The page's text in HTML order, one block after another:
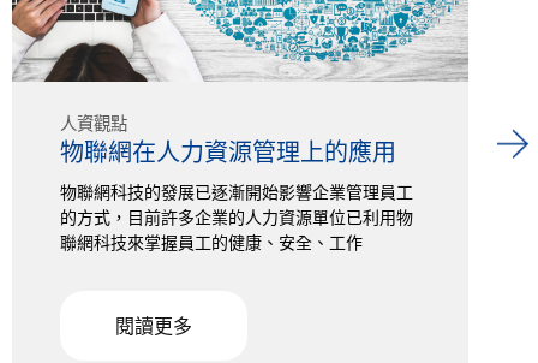
人資觀點
物聯網在人力資源管理上的應用
物聯網科技的發展已逐漸開始影響企業管理員工
的方式，目前許多企業的人力資源單位已利用物
聯網科技來掌握員工的健康、安全、工作
閱讀更多